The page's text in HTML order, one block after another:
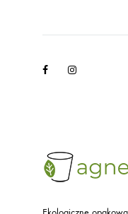
FacebookInstagram